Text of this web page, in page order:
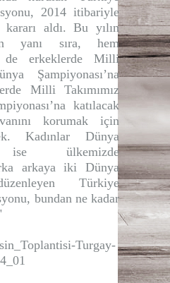
2014 itibariyle
kararı aldı. Bu yılın
yanı sıra, hem
de erkeklerde Milli
Şampiyonası’na
Milli Takımımız
katılacak
korumak için
Kadınlar Dünya
ise ülkemizde
arkaya iki Dünya
Türkiye
bundan ne kadar